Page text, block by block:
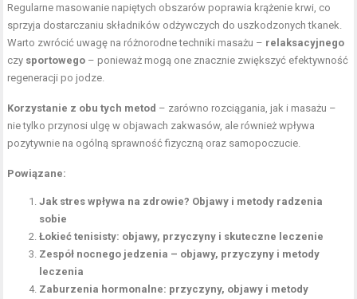
Regularne masowanie napiętych obszarów poprawia krążenie krwi, co
sprzyja dostarczaniu składników odżywczych do uszkodzonych tkanek.
Warto zwrócić uwagę na różnorodne techniki masażu – relaksacyjnego
czy sportowego – ponieważ mogą one znacznie zwiększyć efektywność
regeneracji po jodze.
Korzystanie z obu tych metod – zarówno rozciągania, jak i masażu –
nie tylko przynosi ulgę w objawach zakwasów, ale również wpływa
pozytywnie na ogólną sprawność fizyczną oraz samopoczucie.
Powiązane:
Jak stres wpływa na zdrowie? Objawy i metody radzenia
sobie
Łokieć tenisisty: objawy, przyczyny i skuteczne leczenie
Zespół nocnego jedzenia – objawy, przyczyny i metody
leczenia
Zaburzenia hormonalne: przyczyny, objawy i metody